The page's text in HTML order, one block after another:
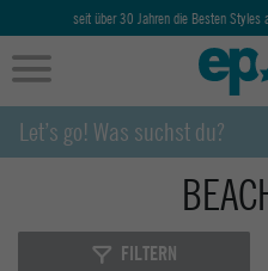
seit über 30 Jahren die Besten Styles
FILTERN